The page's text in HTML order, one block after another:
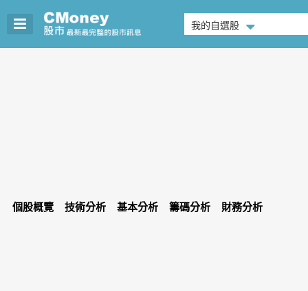
我的自選股
個股概覽 技術分析 基本分析 籌碼分析 財務分析